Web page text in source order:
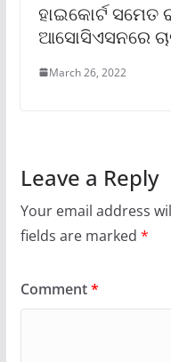
ହାଇକୋର୍ଟ ସମେତ
ଆସୋସିଏସନରେ
March 26, 2022
Leave a Reply
Your email address
fields are marked *
Comment*